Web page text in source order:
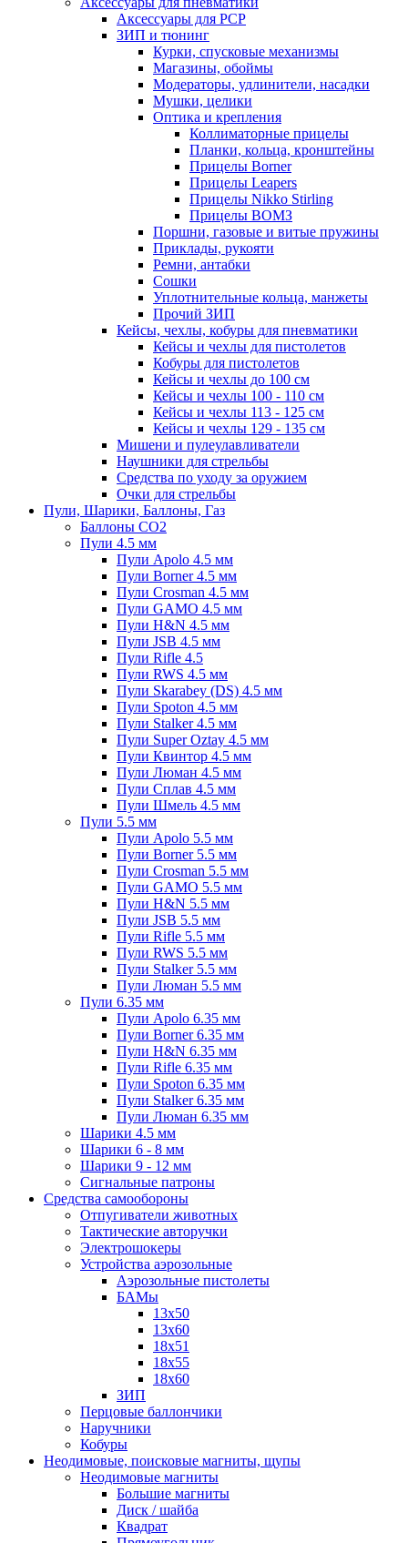
Аксессуары для PCP
ЗИП и тюнинг
Курки, спусковые механизмы
Магазины, обоймы
Модераторы, удлинители, насадки
Мушки, целики
Оптика и крепления
Коллиматорные прицелы
Планки, кольца, кронштейны
Прицелы Borner
Прицелы Leapers
Прицелы Nikko Stirling
Прицелы ВОМЗ
Поршни, газовые и витые пружины
Приклады, рукояти
Ремни, антабки
Сошки
Уплотнительные кольца, манжеты
Прочий ЗИП
Кейсы, чехлы, кобуры для пневматики
Кейсы и чехлы для пистолетов
Кобуры для пистолетов
Кейсы и чехлы до 100 см
Кейсы и чехлы 100 - 110 см
Кейсы и чехлы 113 - 125 см
Кейсы и чехлы 129 - 135 см
Мишени и пулеулавливатели
Наушники для стрельбы
Средства по уходу за оружием
Очки для стрельбы
Пули, Шарики, Баллоны, Газ
Баллоны CO2
Пули 4.5 мм
Пули Apolo 4.5 мм
Пули Borner 4.5 мм
Пули Crosman 4.5 мм
Пули GAMO 4.5 мм
Пули H&N 4.5 мм
Пули JSB 4.5 мм
Пули Rifle 4.5
Пули RWS 4.5 мм
Пули Skarabey (DS) 4.5 мм
Пули Spoton 4.5 мм
Пули Stalker 4.5 мм
Пули Super Oztay 4.5 мм
Пули Квинтор 4.5 мм
Пули Люман 4.5 мм
Пули Сплав 4.5 мм
Пули Шмель 4.5 мм
Пули 5.5 мм
Пули Apolo 5.5 мм
Пули Borner 5.5 мм
Пули Crosman 5.5 мм
Пули GAMO 5.5 мм
Пули H&N 5.5 мм
Пули JSB 5.5 мм
Пули Rifle 5.5 мм
Пули RWS 5.5 мм
Пули Stalker 5.5 мм
Пули Люман 5.5 мм
Пули 6.35 мм
Пули Apolo 6.35 мм
Пули Borner 6.35 мм
Пули H&N 6.35 мм
Пули Rifle 6.35 мм
Пули Spoton 6.35 мм
Пули Stalker 6.35 мм
Пули Люман 6.35 мм
Шарики 4.5 мм
Шарики 6 - 8 мм
Шарики 9 - 12 мм
Сигнальные патроны
Средства самообороны
Отпугиватели животных
Тактические авторучки
Электрошокеры
Устройства аэрозольные
Аэрозольные пистолеты
БАМы
13х50
13х60
18х51
18х55
18х60
ЗИП
Перцовые баллончики
Наручники
Кобуры
Неодимовые, поисковые магниты, щупы
Неодимовые магниты
Большие магниты
Диск / шайба
Квадрат